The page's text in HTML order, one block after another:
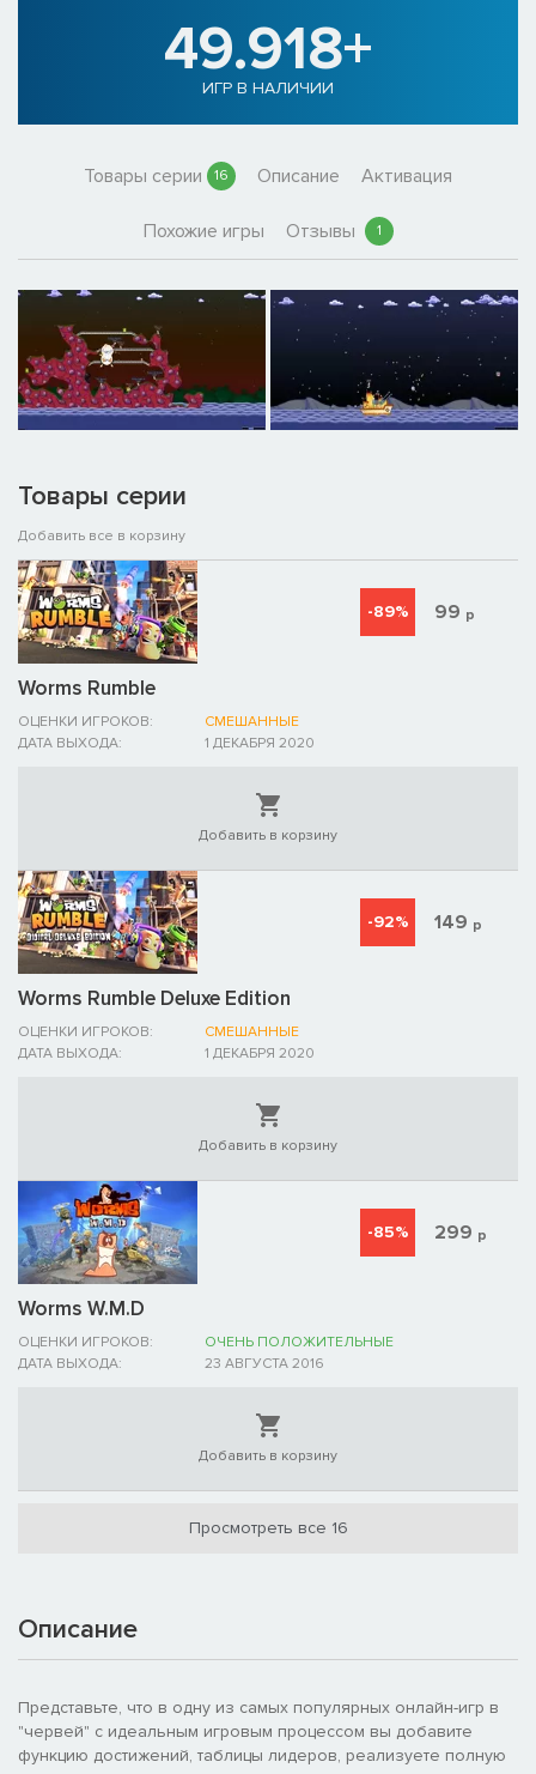
49.918+
ИГР В НАЛИЧИИ
Товары серии 16 Описание Активация
Похожие игры Отзывы 1
Товары серии
Добавить все в корзину
Worms Rumble
ОЦЕНКИ ИГРОКОВ:
СМЕШАННЫЕ
ДАТА ВЫХОДА:
1 ДЕКАБРЯ 2020
-89% 99 р
Добавить в корзину
Worms Rumble Deluxe Edition
ОЦЕНКИ ИГРОКОВ:
СМЕШАННЫЕ
ДАТА ВЫХОДА:
1 ДЕКАБРЯ 2020
-92% 149 р
Добавить в корзину
Worms W.M.D
ОЦЕНКИ ИГРОКОВ:
ОЧЕНЬ ПОЛОЖИТЕЛЬНЫЕ
ДАТА ВЫХОДА:
23 АВГУСТА 2016
-85% 299 р
Добавить в корзину
Просмотреть все 16
Описание
Представьте, что в одну из самых популярных онлайн-игр в
"червей" с идеальным игровым процессом вы добавите
функцию достижений, таблицы лидеров, реализуете полную